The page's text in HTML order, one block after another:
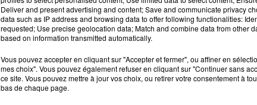
L'info locale dans le
Dunkerquois
L'info
Deliver and present advertising and content; Save and communicate privacy
data such as IP address and browsing data to offer following functionalities:
requested; Use precise geolocation data; Match and combine data from other
based on information transmitted automatically.
Vous pouvez accepter en cliquant sur "Accepter et fermer", ou affiner en
mes choix". Vous pouvez également refuser en cliquant sur "Continuer sans
ce site. Vous pouvez mettre à jour vos choix, ou retirer votre consentement à
bas de chaque page.